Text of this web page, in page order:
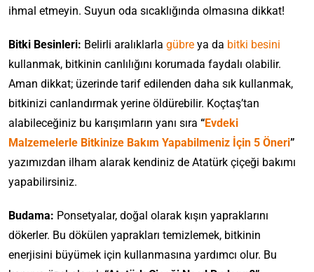
ihmal etmeyin. Suyun oda sıcaklığında olmasına dikkat!
Bitki Besinleri: Belirli aralıklarla gübre ya da bitki besini
kullanmak, bitkinin canlılığını korumada faydalı olabilir.
Aman dikkat; üzerinde tarif edilenden daha sık kullanmak,
bitkinizi canlandırmak yerine öldürebilir. Koçtaş’tan
alabileceğiniz bu karışımların yanı sıra “Evdeki
Malzemelerle Bitkinize Bakım Yapabilmeniz İçin 5 Öneri”
yazımızdan ilham alarak kendiniz de Atatürk çiçeği bakımı
yapabilirsiniz.
Budama: Ponsetyalar, doğal olarak kışın yapraklarını
dökerler. Bu dökülen yaprakları temizlemek, bitkinin
enerjisini büyümek için kullanmasına yardımcı olur. Bu